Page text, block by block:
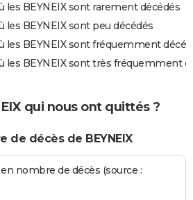
les BEYNEIX sont rarement décédés
BEYNEIX sont peu décédés
les BEYNEIX sont fréquemment
les BEYNEIX sont très fréquemment
qui nous ont quittés ?
de décès de BEYNEIX
nombre de décès (source :